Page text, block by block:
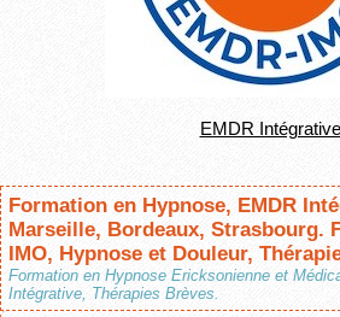
EMDR Intégrative
Formation en Hypnose, EMDR
Marseille, Bordeaux, Strasbourg.
IMO, Hypnose et Douleur,
Formation en Hypnose Ericksonienne et
Intégrative, Thérapies Brèves.